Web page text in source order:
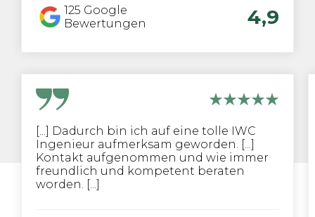
125 Google
Bewertungen
4,9
[...] Dadurch bin ich auf eine tolle IWC
Ingenieur aufmerksam geworden. [...]
Kontakt aufgenommen und wie immer
freundlich und kompetent beraten
worden. [...]